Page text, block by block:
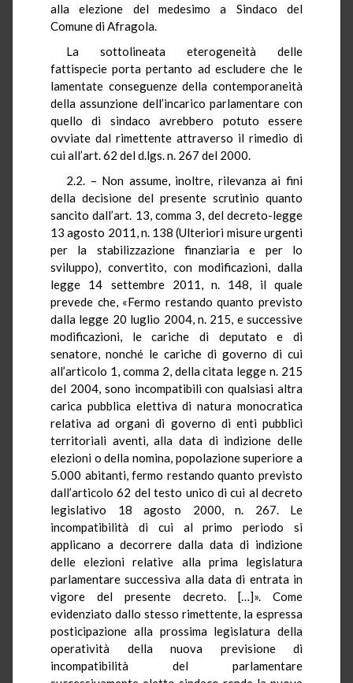
alla elezione del medesimo a Sindaco del
Comune di Afragola.
La sottolineata eterogeneità delle
fattispecie porta pertanto ad escludere che le
lamentate conseguenze della contemporaneità
della assunzione dell’incarico parlamentare con
quello di sindaco avrebbero potuto essere
ovviate dal rimettente attraverso il rimedio di
cui all’art. 62 del d.lgs. n. 267 del 2000.
2.2. – Non assume, inoltre, rilevanza ai fini
della decisione del presente scrutinio quanto
sancito dall’art. 13, comma 3, del decreto-legge
13 agosto 2011, n. 138 (Ulteriori misure urgenti
per la stabilizzazione finanziaria e per lo
sviluppo), convertito, con modificazioni, dalla
legge 14 settembre 2011, n. 148, il quale
prevede che, «Fermo restando quanto previsto
dalla legge 20 luglio 2004, n. 215, e successive
modificazioni, le cariche di deputato e di
senatore, nonché le cariche di governo di cui
all’articolo 1, comma 2, della citata legge n. 215
del 2004, sono incompatibili con qualsiasi altra
carica pubblica elettiva di natura monocratica
relativa ad organi di governo di enti pubblici
territoriali aventi, alla data di indizione delle
elezioni o della nomina, popolazione superiore a
5.000 abitanti, fermo restando quanto previsto
dall’articolo 62 del testo unico di cui al decreto
legislativo 18 agosto 2000, n. 267. Le
incompatibilità di cui al primo periodo si
applicano a decorrere dalla data di indizione
delle elezioni relative alla prima legislatura
parlamentare successiva alla data di entrata in
vigore del presente decreto. […]». Come
evidenziato dallo stesso rimettente, la espressa
posticipazione alla prossima legislatura della
operatività della nuova previsione di
incompatibilità del parlamentare